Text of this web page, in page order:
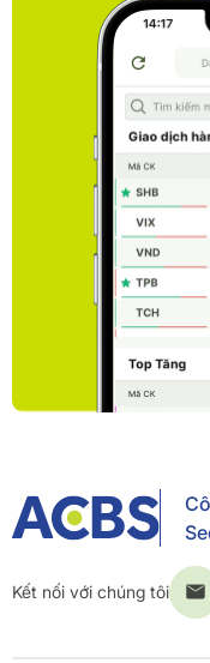
Kết nối với chúng tôi